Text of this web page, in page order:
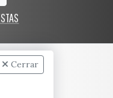
Cerrar